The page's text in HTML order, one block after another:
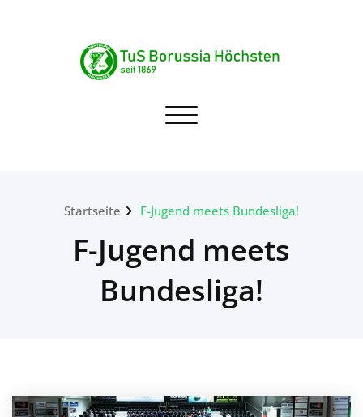
TuS Borussia Höchsten
Navigation umschalten
Startseite F-Jugend meets Bundesliga!
F-Jugend meets
Bundesliga!